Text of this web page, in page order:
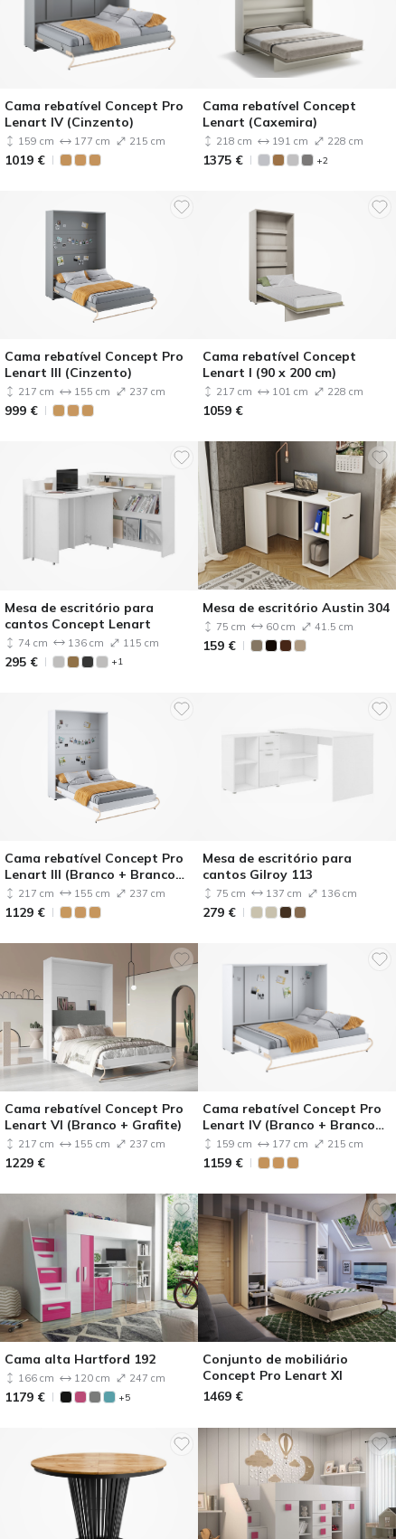
Cama rebatível Concept Pro
Lenart IV (Cinzento)
159 cm 177 cm 215 cm
1019 €
Cama rebatível Concept
Lenart (Caxemira)
218 cm 191 cm 228 cm
1375 € +2
Cama rebatível Concept Pro
Lenart III (Cinzento)
217 cm 155 cm 237 cm
999 €
Cama rebatível Concept
Lenart I (90 x 200 cm)
217 cm 101 cm 228 cm
1059 €
Mesa de escritório para
cantos Concept Lenart
74 cm 136 cm 115 cm
295 € +1
Mesa de escritório Austin 304
75 cm 60 cm 41.5 cm
159 €
Cama rebatível Concept Pro
Lenart III (Branco + Branco
brilhante)
217 cm 155 cm 237 cm
1129 €
Mesa de escritório para
cantos Gilroy 113
75 cm 137 cm 136 cm
279 €
Cama rebatível Concept Pro
Lenart VI (Branco + Grafite)
217 cm 155 cm 237 cm
1229 €
Cama rebatível Concept Pro
Lenart IV (Branco + Branco
brilhante)
159 cm 177 cm 215 cm
1159 €
Cama alta Hartford 192
166 cm 120 cm 247 cm
1179 € +5
Conjunto de mobiliário
Concept Pro Lenart XI
1469 €